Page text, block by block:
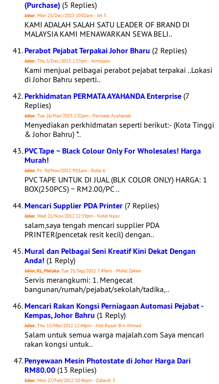
(Purchase) (5 Replies)
Johor, Mon 23/Dec/2013 10:02am - Jet 3
KAMI ADALAH SALAH SATU LEADER OF BRAND DI
MALAYSIA KAMI MENAWARKAN SEWA BELI..
Perabot Pejabat Terpakai Johor Bharu (2 Replies)
Johor, Thu 5/Dec/2013 2:37pm - Arnnizam
Kami menjual pelbagai perabot pejabat terpakai ..Lokasi
di Johor Bahru seperti..
Perkhidmatan PERMATA AYAHANDA Enterprise (7
Replies)
Johor, Tue 26/Mar/2013 2:32pm - Permata Ayahanda
Menyediakan perkhidmatan seperti berikut:- (Kota Tinggi
& Johor Bahru) *..
PVC Tape ~ Black Colour Only For Wholesales! Harga
Murah!
Johor, Fri 30/Nov/2012 9:01am - Roha 6
PVC TAPE UNTUK DI JUAL (BLK COLOR ONLY) HARGA: 1
BOX(250PCS) ~ RM2.00/PC ..
Mencari Supplier PDA Printer (7 Replies)
Johor, Wed 21/Nov/2012 12:19pm - Nohd Nasir
salam,saya tengah mencari supplier PDA
PRINTER(pencetak resit kecil) dengan..
Mural dan Pelbagai Seni Kreatif Kini Dekat Dengan
Anda! (1 Reply)
Johor, KL, Melaka, Tue 25/Sep/2012 7:49am - Mohd Zakee
Servis merangkumi: 1. Mengecat
bangunan/rumah/pejabat/sekolah/tadika,..
Mencari Rakan Kongsi Perniagaan Automasi Pejabat -
Kempas, Johor Bahru (1 Reply)
Johor, Thu 15/Mar/2012 12:44pm - Abd Razak Bin Ahmad
Salam untuk semua warga majalah.com Saya mencari
rakan kongsi untuk..
Penyewaan Mesin Photostate di Johor Harga Dari
RM80.00 (13 Replies)
Johor, Mon 27/Feb/2012 10:46am - Zuhaidi 3